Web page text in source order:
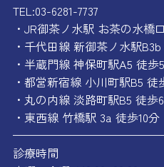
TEL:03-6281-7737
・JR御茶ノ水駅 お茶の水橋
・千代田線 新御茶ノ水駅
・半蔵門線 神保町駅A5 徒歩
・都営新宿線 小川町駅B5 徒
・丸の内線 淡路町駅B5 徒歩
・東西線 竹橋駅 3a 徒歩10分
診療時間